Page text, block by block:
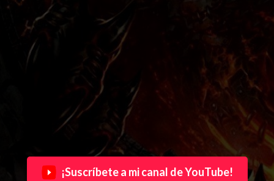
¡Suscríbete a mi canal de YouTube!